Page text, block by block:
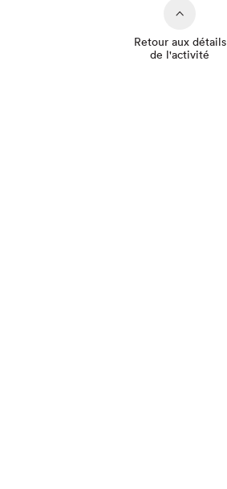
Retour aux détails
de l'activité